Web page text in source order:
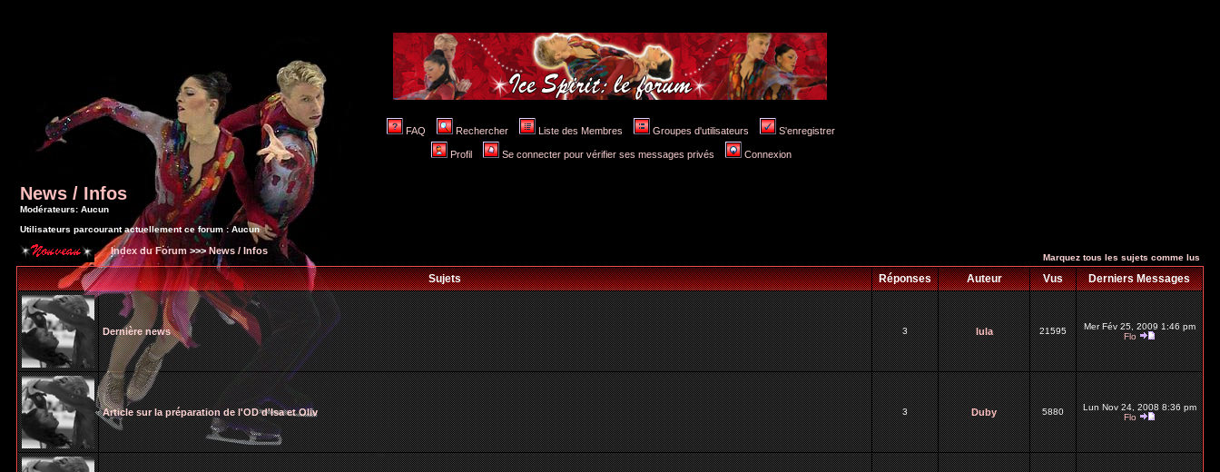
FAQ Rechercher Liste des Membres Groupes d'utilisateurs S'enregistrer
Profil Se connecter pour vérifier ses messages privés Connexion
News / Infos
Modérateurs: Aucun
Utilisateurs parcourant actuellement ce forum : Aucun
Index du Forum >>>News / Infos
Marquez tous les sujets comme lus
Sujets Réponses Auteur Vus Derniers Messages
Dernière news 3 lula 21595
Mer Fév 25, 2009 1:46 pm
Flo
Article sur la préparation de l'OD d'Isa et Oliv 3 Duby 5880
Lun Nov 24, 2008 8:36 pm
Flo